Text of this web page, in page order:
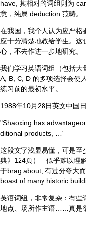
have, 其相对的词组则为
意，纯属 deduction 范畴。
在我国，我个人认为应严格
应十分清楚地教给学生。
心，不去作进一步地研究。
我们学习英语词组（包括大
A, B, C, D 的多项选择会使
练习前的最初水平。
1988年10月28日英文中国
"Shaoxing has
ditional products, …"
这段文字浅显易懂，可是至
典》124页），似乎难以理
于brag about, 有过分夸大
boast of many historic
英语词组，非常复杂：有些
地点、场所作主语……真是